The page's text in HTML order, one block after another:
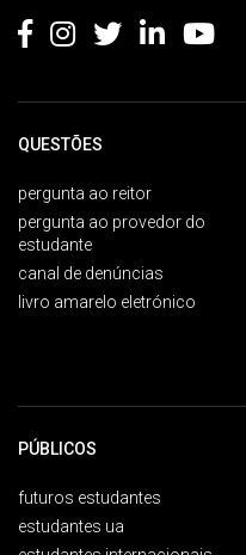
QUESTÕES
pergunta ao reitor
pergunta ao provedor do
estudante
canal de denúncias
livro amarelo eletrónico
PÚBLICOS
futuros estudantes
estudantes ua